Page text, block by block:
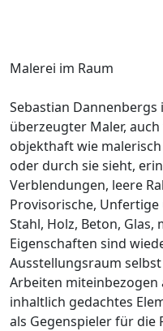
Malerei im Raum
Sebastian
überzeugter Maler,
objekthaft wie
oder durch sie sieht,
Verblendungen, leere
Provisorische,
Stahl, Holz, Beton,
Eigenschaften sind
Ausstellungsraum
Arbeiten miteinbezogen
inhaltlich gedachtes
als Gegenspieler für die